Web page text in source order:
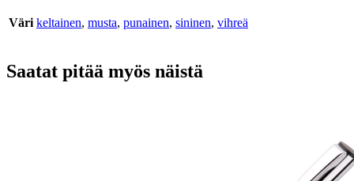
Väri keltainen, musta, punainen, sininen, vihreä
Saatat pitää myös näistä